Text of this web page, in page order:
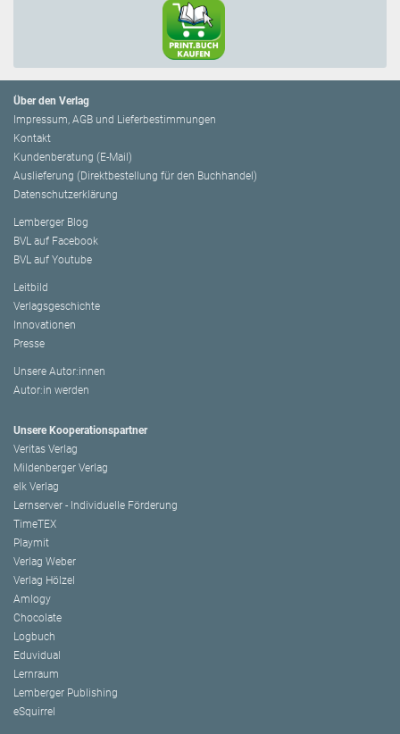
Über den Verlag
Impressum, AGB und Lieferbestimmungen
Kontakt
Kundenberatung (E-Mail)
Auslieferung (Direktbestellung für den Buchhandel)
Datenschutzerklärung
Lemberger Blog
BVL auf Facebook
BVL auf Youtube
Leitbild
Verlagsgeschichte
Innovationen
Presse
Unsere Autor:innen
Autor:in werden
Unsere Kooperationspartner
Veritas Verlag
Mildenberger Verlag
elk Verlag
Lernserver - Individuelle Förderung
TimeTEX
Playmit
Verlag Weber
Verlag Hölzel
Amlogy
Chocolate
Logbuch
Eduvidual
Lernraum
Lemberger Publishing
eSquirrel